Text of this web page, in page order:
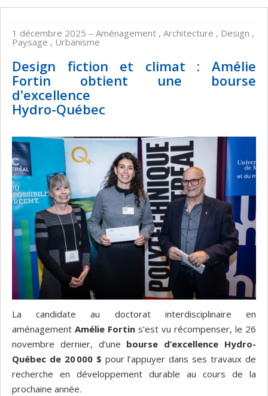
1 décembre 2025 – Aménagement , Architecture , Design ,
Paysage , Urbanisme
Design fiction et climat : Amélie
Fortin obtient une bourse
d'excellence
Hydro-Québec
La candidate au doctorat interdisciplinaire en
aménagement Amélie Fortin s’est vu récompenser, le 26
novembre dernier, d’une bourse d’excellence Hydro-
Québec de 20 000 $ pour l’appuyer dans ses travaux de
recherche en développement durable au cours de la
prochaine année.